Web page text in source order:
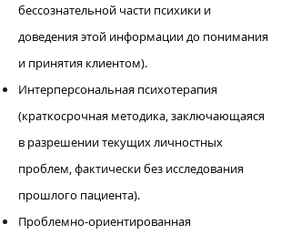
бессознательной части психики и
доведения этой информации до понимания
и принятия клиентом).
Интерперсональная психотерапия
(краткосрочная методика, заключающаяся
в разрешении текущих личностных
проблем, фактически без исследования
прошлого пациента).
Проблемно-ориентированная